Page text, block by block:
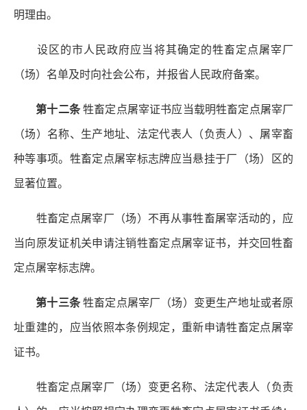
明理由。
设区的市人民政府应当将其确定的牲畜定点屠宰厂
（场）名单及时向社会公布，并报省人民政府备案。
第十二条牲畜定点屠宰证书应当载明牲畜定点屠宰厂
（场）名称、生产地址、法定代表人（负责人）、屠宰畜
种等事项。牲畜定点屠宰标志牌应当悬挂于厂（场）区的
显著位置。
牲畜定点屠宰厂（场）不再从事牲畜屠宰活动的，应
当向原发证机关申请注销牲畜定点屠宰证书，并交回牲畜
定点屠宰标志牌。
第十三条牲畜定点屠宰厂（场）变更生产地址或者原
址重建的，应当依照本条例规定，重新申请牲畜定点屠宰
证书。
牲畜定点屠宰厂（场）变更名称、法定代表人（负责